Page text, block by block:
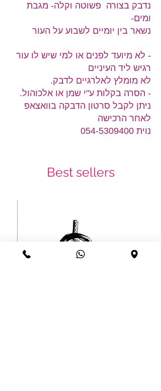
נדבק בצורה פשוטה וקלה- מגבת
ומים-
נשאר בין יומיים לשבוע על העור
- לא מיועד לפנים או למי שיש לו עור
רגיש ליד העיניים
לא מומלץ לאלרגיים לדבק.
- הסרה בקלות ע"י שמן או אלכוהול.
ניתן לקבל סרטון הדבקה בוואצאפ
לאחר הרכישה
נוית 054-5309400
Best sellers